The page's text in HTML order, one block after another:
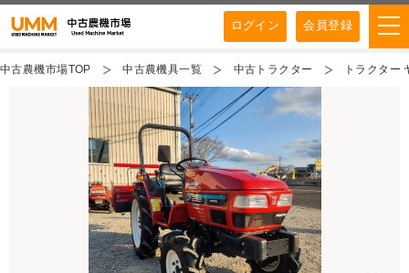
ログイン 会員登録
中古農機市場TOP 中古農機具一覧 中古トラクター トラクター